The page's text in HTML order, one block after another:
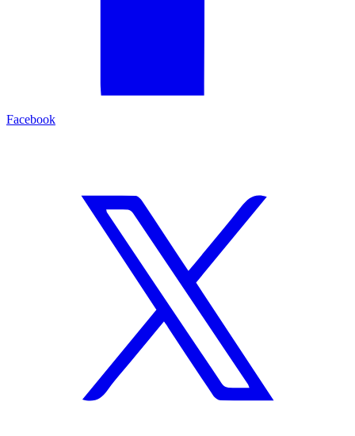
Facebook